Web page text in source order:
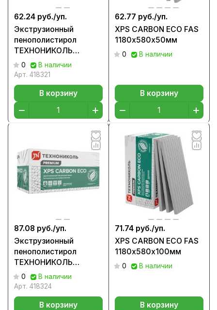
62.24 руб./уп.
Экструзионный
пенополистирол
ТЕХНОНИКОЛЬ
CARBON ECO
1180х580х30
0
В наличии
Арт. 418321
В корзину
62.77 руб./уп.
XPS CARBON ECO FAS
1180х580х50мм
0 В наличии
В корзину
87.08 руб./уп.
Экструзионный
пенополистирол
ТЕХНОНИКОЛЬ
CARBON ECO
1200х600х20
0
В наличии
Арт. 418324
В корзину
71.74 руб./уп.
XPS CARBON ECO FAS
1180х580х100мм
0 В наличии
В корзину